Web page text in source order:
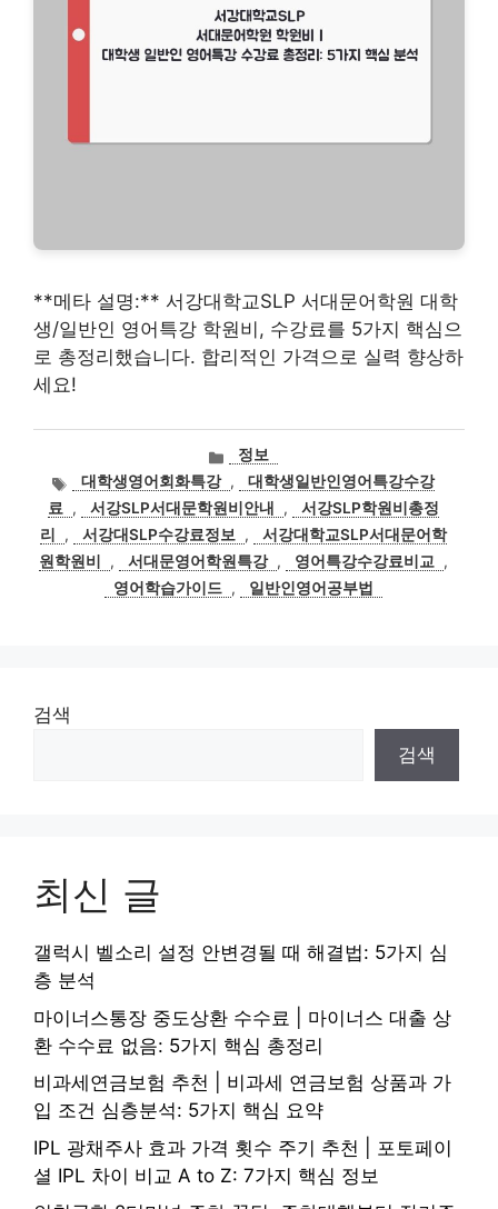
**메타 설명:** 서강대학교SLP 서대문어학원 대학
생/일반인 영어특강 학원비, 수강료를 5가지 핵심으
로 총정리했습니다. 합리적인 가격으로 실력 향상하
세요!
카
고
리
정보
태대학생영어회화특강 ,
대학생일반인영어특강수강
료
, 서강SLP서대문학원비안내 ,
서강SLP학원비총정
리
, 서강대SLP수강료정보 ,
서강대학교SLP서대문어학
원학원비
, 서대문영어학원특강 , 영어특강수강료비교
,
영어학습가이드 , 일반인영어공부법
검색
검색
최신 글
갤럭시 벨소리 설정 안변경될 때 해결법: 5가지 심
층 분석
마이너스통장 중도상환 수수료 | 마이너스 대출 상
환 수수료 없음: 5가지 핵심 총정리
비과세연금보험 추천 | 비과세 연금보험 상품과 가
입 조건 심층분석: 5가지 핵심 요약
IPL 광채주사 효과 가격 횟수 주기 추천 | 포토페이
셜 IPL 차이 비교 A to Z: 7가지 핵심 정보